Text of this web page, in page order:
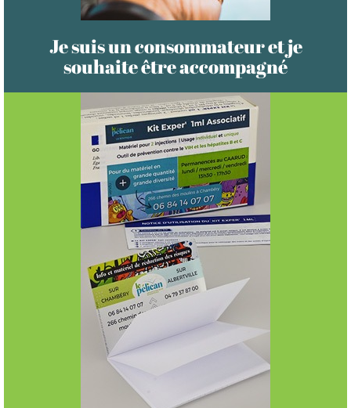
Je suis un consommateur et je
souhaite être accompagné